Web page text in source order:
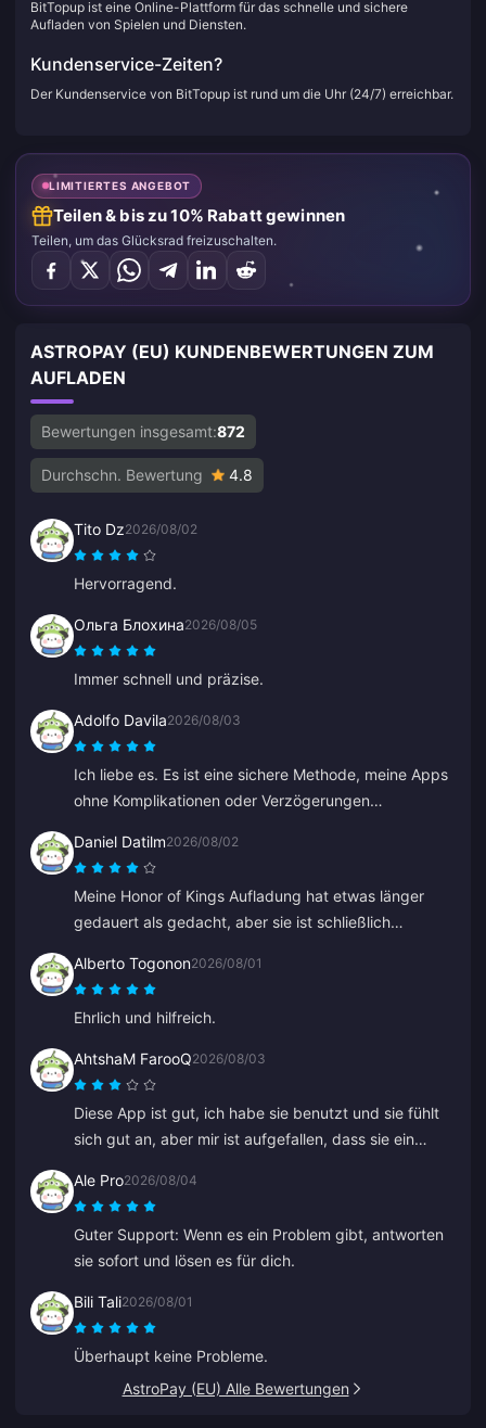
BitTopup ist eine Online-Plattform für das schnelle und sichere
Aufladen von Spielen und Diensten.
Kundenservice-Zeiten?
Der Kundenservice von BitTopup ist rund um die Uhr (24/7) erreichbar.
LIMITIERTES ANGEBOT
Teilen & bis zu 10% Rabatt gewinnen
Teilen, um das Glücksrad freizuschalten.
ASTROPAY (EU) KUNDENBEWERTUNGEN ZUM
AUFLADEN
Bewertungen insgesamt:872
Durchschn. Bewertung 4.8
Tito Dz2026/08/02
Hervorragend.
Ольга Блохина2026/08/05
Immer schnell und präzise.
Adolfo Davila2026/08/03
Ich liebe es. Es ist eine sichere Methode, meine Apps
ohne Komplikationen oder Verzögerungen
betrogen werde.
Daniel Datilm2026/08/02
Meine Honor of Kings Aufladung hat etwas länger
gedauert als gedacht, aber sie ist schließlich
Alberto Togonon2026/08/01
Ehrlich und hilfreich.
AhtshaM FarooQ2026/08/03
Diese App ist gut, ich habe sie benutzt und sie fühlt
sich gut an, aber mir ist aufgefallen, dass sie ein
paar gute Angebote machen.
Ale Pro2026/08/04
Guter Support: Wenn es ein Problem gibt, antworten
sie sofort und lösen es für dich.
Bili Tali2026/08/01
Überhaupt keine Probleme.
AstroPay (EU) Alle Bewertungen